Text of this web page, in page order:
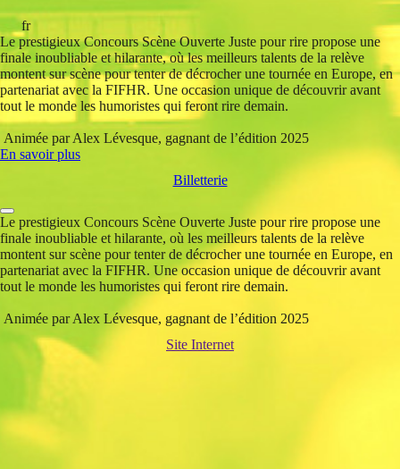
fr
Le prestigieux Concours Scène Ouverte Juste pour rire propose une
finale inoubliable et hilarante, où les meilleurs talents de la relève
montent sur scène pour tenter de décrocher une tournée en Europe, en
partenariat avec la FIFHR. Une occasion unique de découvrir avant
tout le monde les humoristes qui feront rire demain.
Animée par Alex Lévesque, gagnant de l’édition 2025
En savoir plus
Billetterie
Le prestigieux Concours Scène Ouverte Juste pour rire propose une
finale inoubliable et hilarante, où les meilleurs talents de la relève
montent sur scène pour tenter de décrocher une tournée en Europe, en
partenariat avec la FIFHR. Une occasion unique de découvrir avant
tout le monde les humoristes qui feront rire demain.
Animée par Alex Lévesque, gagnant de l’édition 2025
Site Internet